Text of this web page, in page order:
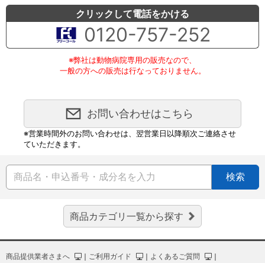
クリックして電話をかける
0120-757-252
※弊社は動物病院専用の販売なので、
一般の方への販売は行なっておりません。
お問い合わせはこちら
※営業時間外のお問い合わせは、翌営業日以降順次ご連絡させ
ていただきます。
検索
商品カテゴリ一覧から探す
商品提供業者さまへ ｜ ご利用ガイド ｜ よくあるご質問 ｜